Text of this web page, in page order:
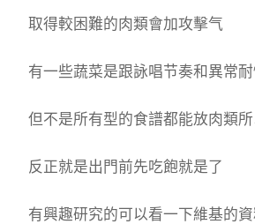
取得較困難的肉類會加攻擊气
有一些蔬菜是跟詠唱节奏和異常
但不是所有型的食譜都能放肉類
反正就是出門前先吃飽就是了
有興趣研究的可以看一下維基的